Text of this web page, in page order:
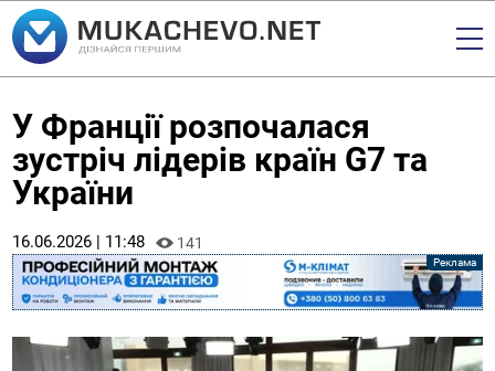
У Франції розпочалася
зустріч лідерів країн G7 та
України
16.06.2026 | 11:48 141